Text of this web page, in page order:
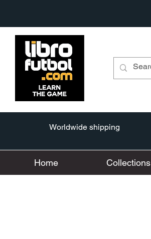
Worldwide shipping
Home Collections